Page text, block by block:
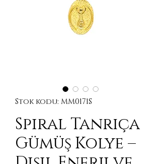
Stok kodu: MM0171S
Spiral Tanrıça
Gümüş Kolye –